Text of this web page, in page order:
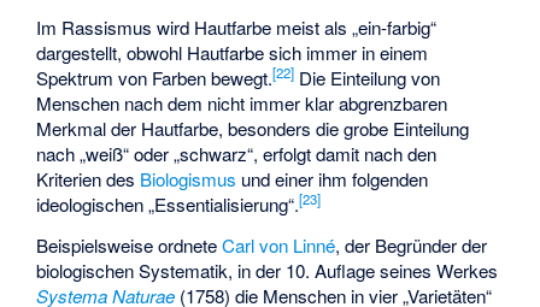
Im Rassismus wird Hautfarbe meist als „ein-farbig“
dargestellt, obwohl Hautfarbe sich immer in einem
Spektrum von Farben bewegt.[22] Die Einteilung von
Menschen nach dem nicht immer klar abgrenzbaren
Merkmal der Hautfarbe, besonders die grobe Einteilung
nach „weiß“ oder „schwarz“, erfolgt damit nach den
Kriterien des Biologismus und einer ihm folgenden
ideologischen „Essentialisierung“.[23]
Beispielsweise ordneteCarl von Linné, der Begründer der
biologischen Systematik, in der 10. Auflage seines Werkes
Systema Naturae (1758) die Menschen in vier „Varietäten“